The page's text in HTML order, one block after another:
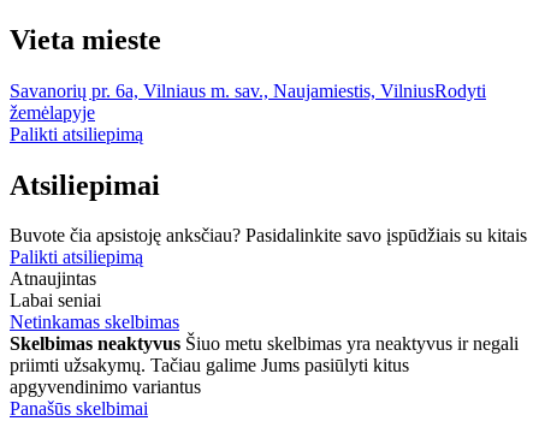
Vieta mieste
Savanorių pr. 6a, Vilniaus m. sav., Naujamiestis, VilniusRodyti
žemėlapyje
Palikti atsiliepimą
Atsiliepimai
Buvote čia apsistoję anksčiau? Pasidalinkite savo įspūdžiais su kitais
Palikti atsiliepimą
Atnaujintas
Labai seniai
Netinkamas skelbimas
Skelbimas neaktyvus Šiuo metu skelbimas yra neaktyvus ir negali
priimti užsakymų. Tačiau galime Jums pasiūlyti kitus
apgyvendinimo variantus
Panašūs skelbimai